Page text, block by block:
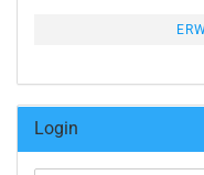
Login